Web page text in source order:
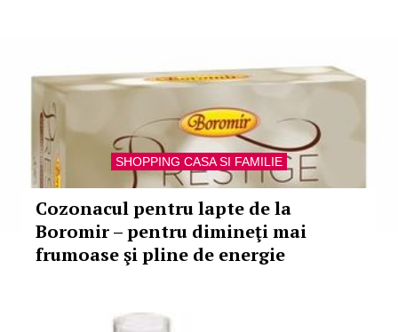
SHOPPING CASA SI FAMILIE
Cozonacul pentru lapte de la
Boromir – pentru dimineţi mai
frumoase şi pline de energie